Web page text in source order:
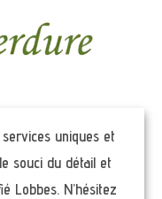
uniques et
souci du détail et
Lobbes. N’hésitez